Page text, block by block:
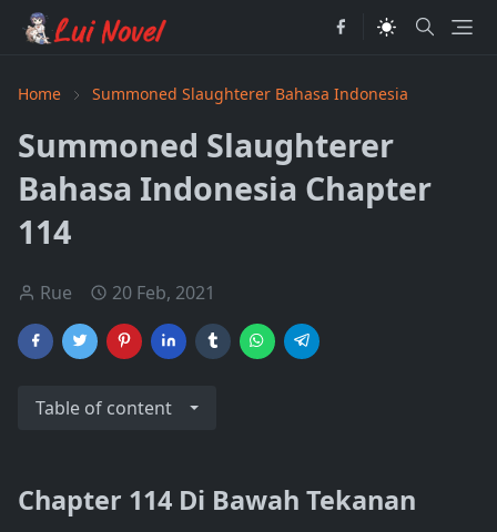
Home Summoned Slaughterer Bahasa Indonesia
Summoned Slaughterer
Bahasa Indonesia Chapter
114
Rue 20 Feb, 2021
Table of content
Chapter 114 Di Bawah Tekanan